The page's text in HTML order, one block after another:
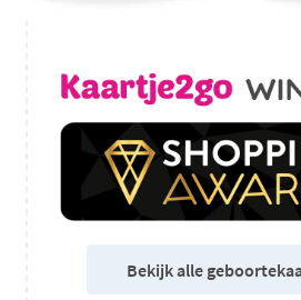
Bekijk alle